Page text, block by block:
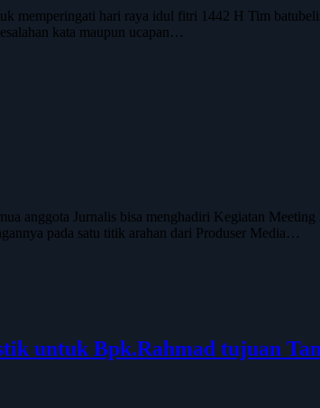
memperingati hari raya idul fitri 1442 H Tim
kata maupun ucapan…
anggota Jurnalis bisa menghadiri Kegiatan
pada satu titik arahan dari Produser Media…
untuk Bpk.Rahmad tujuan